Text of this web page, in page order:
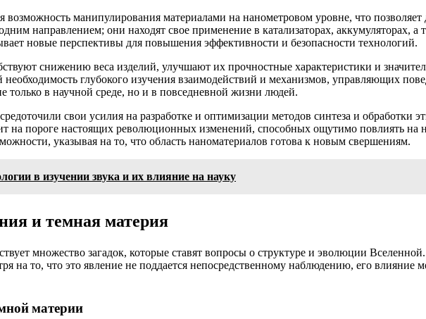
манипулирования материалами на нанометровом уровне, что
направлением; они находят свое применение в катализаторах, аккумуляторах,
новые перспективы для повышения эффективности и безопасности технологий.
снижению веса изделий, улучшают их прочностные характеристики и
необходимость глубокого изучения взаимодействий и механизмов, управляющих
только в научной среде, но и в повседневной жизни людей.
свои усилия на разработке и оптимизации методов синтеза и
на пороге настоящих революционных изменений, способных ощутимо повлиять
указывая на то, что область наноматериалов готова к новым свершениям.
в изучении звука и их влияние на науку
и темная материя
множество загадок, которые ставят вопросы о структуре и эволюции
на то, что это явление не поддается непосредственному наблюдению, его
материи